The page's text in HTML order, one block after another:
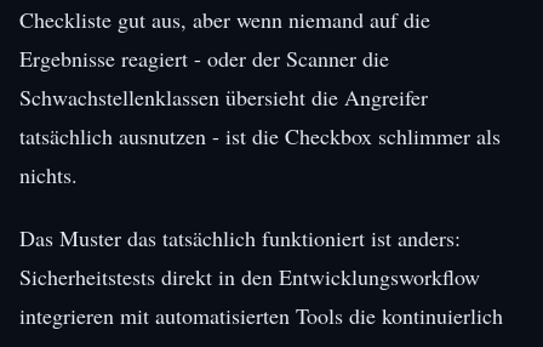
Checkliste gut aus, aber wenn niemand auf die
Ergebnisse reagiert - oder der Scanner die
Schwachstellenklassen übersieht die Angreifer
tatsächlich ausnutzen - ist die Checkbox schlimmer als
nichts.
Das Muster das tatsächlich funktioniert ist anders:
Sicherheitstests direkt in den Entwicklungsworkflow
integrieren mit automatisierten Tools die kontinuierlich